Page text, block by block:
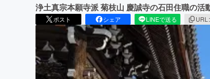
浄土真宗本願寺派 菊枝山 慶誠寺の石田住職の活
ポスト シェア LINEで送る URL